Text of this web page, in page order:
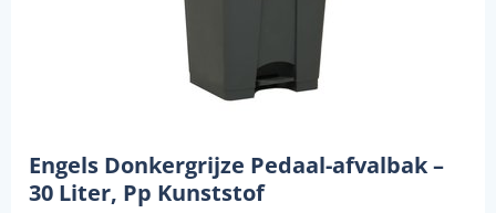
Engels Donkergrijze Pedaal-afvalbak –
30 Liter, Pp Kunststof